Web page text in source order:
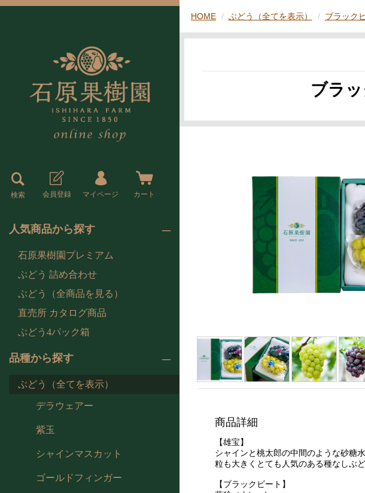
会員登録 マイページ カート
検索
人気商品から探す
石原果樹園プレミアム
ぶどう 詰め合わせ
ぶどう（全商品を見る）
直売所 カタログ商品
ぶどう4パック箱
品種から探す
ぶどう（全てを表示）
デラウェアー
紫玉
シャインマスカット
ゴールドフィンガー
HOME ぶどう（全てを表示） ブラック
ブラッ
商品詳細
【雄宝】
シャインと桃太郎の中間のような砂糖
粒も大きくとても人気のある種なしぶど
【ブラックビート】